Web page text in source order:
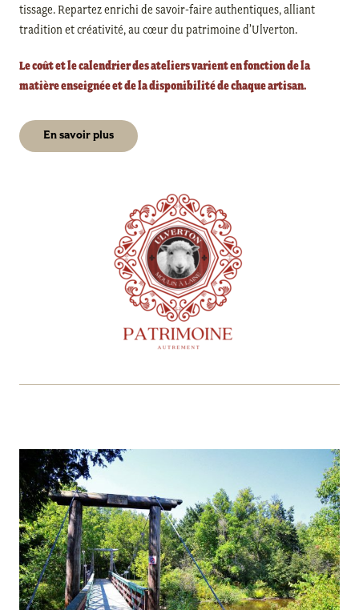
tissage. Repartez enrichi de savoir-faire authentiques, alliant
tradition et créativité, au cœur du patrimoine d’Ulverton.
Le coût et le calendrier des ateliers varient en fonction de la
matière enseignée et de la disponibilité de chaque artisan.
En savoir plus